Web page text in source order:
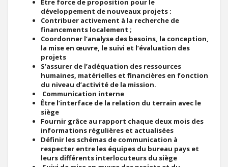
développement de nouveaux projets ;
Contribuer activement à la recherche de
financements localement ;
Coordonner l’analyse des besoins, la conception,
la mise en œuvre, le suivi et l’évaluation des
projets
S’assurer de l’adéquation des ressources
humaines, matérielles et financières en fonction
du niveau d’activité de la mission.
Communication interne
Être l’interface de la relation du terrain avec le
siège
Fournir grâce au rapport chaque deux mois des
informations régulières et actualisées
Définir les schémas de communication à
respecter entre les équipes du bureau pays et
leurs différents interlocuteurs du siège